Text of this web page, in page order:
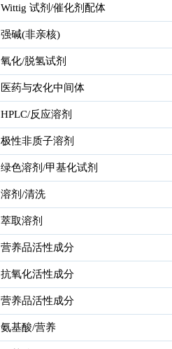
Wittig 试剂/催化剂配体
强碱(非亲核)
氧化/脱氢试剂
医药与农化中间体
HPLC/反应溶剂
极性非质子溶剂
绿色溶剂/甲基化试剂
溶剂/清洗
萃取溶剂
营养品活性成分
抗氧化活性成分
营养品活性成分
氨基酸/营养